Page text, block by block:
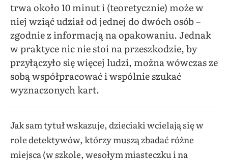
trwa około 10 minut i (teoretycznie) może w
niej wziąć udział od jednej do dwóch osób –
zgodnie z informacją na opakowaniu. Jednak
w praktyce nic nie stoi na przeszkodzie, by
przyłączyło się więcej ludzi, można wówczas ze
sobą współpracować i wspólnie szukać
wyznaczonych kart.
Jak sam tytuł wskazuje, dzieciaki wcielają się w
role detektywów, którzy muszą zbadać różne
miejsca (w szkole, wesołym miasteczku i na